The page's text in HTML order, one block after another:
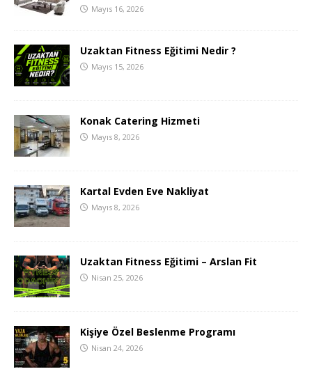
Mayıs 16, 2026
Uzaktan Fitness Eğitimi Nedir ?
Mayıs 15, 2026
Konak Catering Hizmeti
Mayıs 8, 2026
Kartal Evden Eve Nakliyat
Mayıs 8, 2026
Uzaktan Fitness Eğitimi – Arslan Fit
Nisan 25, 2026
Kişiye Özel Beslenme Programı
Nisan 24, 2026